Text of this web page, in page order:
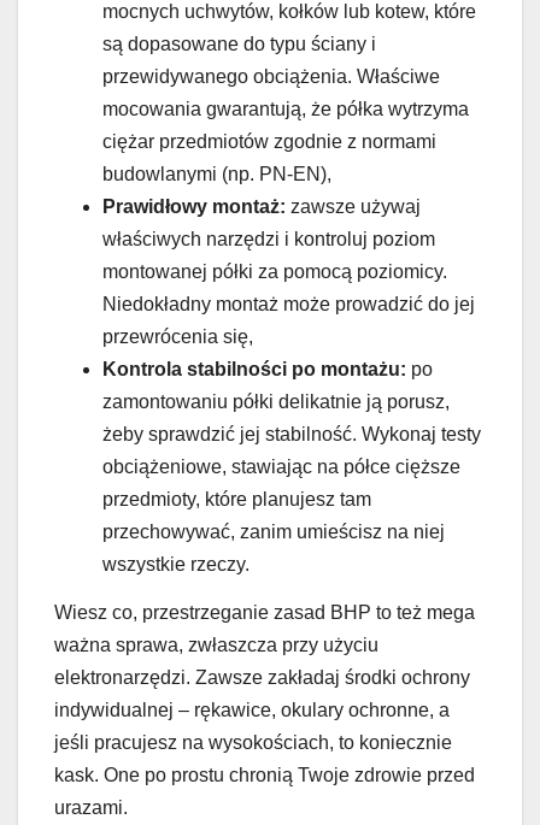
mocnych uchwytów, kołków lub kotew, które
są dopasowane do typu ściany i
przewidywanego obciążenia. Właściwe
mocowania gwarantują, że półka wytrzyma
ciężar przedmiotów zgodnie z normami
budowlanymi (np. PN-EN),
Prawidłowy montaż: zawsze używaj
właściwych narzędzi i kontroluj poziom
montowanej półki za pomocą poziomicy.
Niedokładny montaż może prowadzić do jej
przewrócenia się,
Kontrola stabilności po montażu: po
zamontowaniu półki delikatnie ją porusz,
żeby sprawdzić jej stabilność. Wykonaj testy
obciążeniowe, stawiając na półce cięższe
przedmioty, które planujesz tam
przechowywać, zanim umieścisz na niej
wszystkie rzeczy.
Wiesz co, przestrzeganie zasad BHP to też mega
ważna sprawa, zwłaszcza przy użyciu
elektronarzędzi. Zawsze zakładaj środki ochrony
indywidualnej – rękawice, okulary ochronne, a
jeśli pracujesz na wysokościach, to koniecznie
kask. One po prostu chronią Twoje zdrowie przed
urazami.